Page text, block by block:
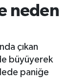
neden
çıkan
büyüyerek
paniğe